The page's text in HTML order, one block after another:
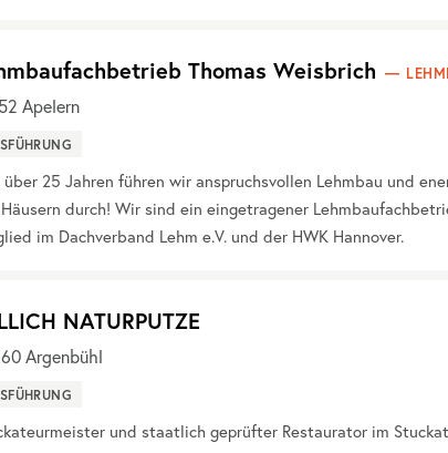
Thomas Weisbrich
Apelern
über 25 Jahren führen wir anspruchsvollen Lehmbau und
durch! Wir sind ein eingetragener
im Dachverband Lehm e.V. und der HWK Hannover.
NATURPUTZE
Argenbühl
und staatlich geprüfter Restaurator im